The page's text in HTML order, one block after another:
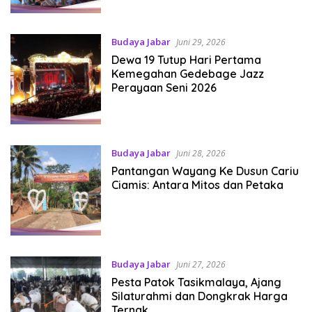
Budaya Jabar Juni 29, 2026
Dewa 19 Tutup Hari Pertama
Kemegahan Gedebage Jazz
Perayaan Seni 2026
Budaya Jabar Juni 28, 2026
Pantangan Wayang Ke Dusun Cariu
Ciamis: Antara Mitos dan Petaka
Budaya Jabar Juni 27, 2026
Pesta Patok Tasikmalaya, Ajang
Silaturahmi dan Dongkrak Harga